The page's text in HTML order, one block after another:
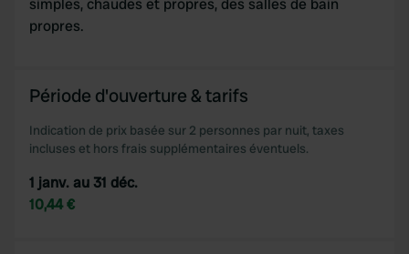
simples, chaudes et propres, des salles de bain
propres.
Période d'ouverture & tarifs
Indication de prix basée sur 2 personnes par nuit, taxes
incluses et hors frais supplémentaires éventuels.
1 janv. au 31 déc.
10,44 €